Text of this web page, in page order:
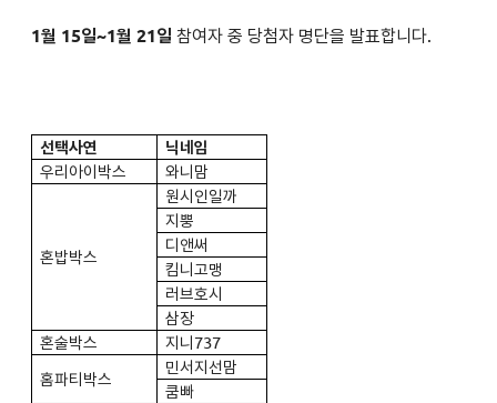
1월 15일~1월 21일 참여자 중 당첨자 명단을 발표합니다.
선택사연
닉네임
우리아이박스
와니맘
혼밥박스
원시인일까
지뿡
디앤써
킴니고맹
러브호시
삼장
혼술박스
지니737
홈파티박스
민서지선맘
쿰빠